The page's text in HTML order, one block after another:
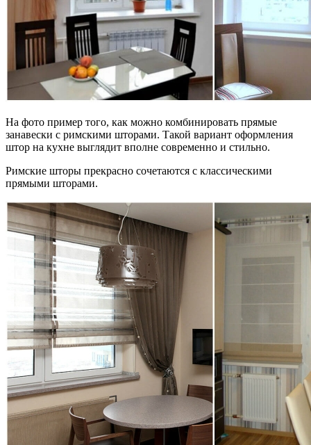
На фото пример того, как можно комбинировать прямые
занавески с римскими шторами. Такой вариант оформления
штор на кухне выглядит вполне современно и стильно.
Римские шторы прекрасно сочетаются с классическими
прямыми шторами.